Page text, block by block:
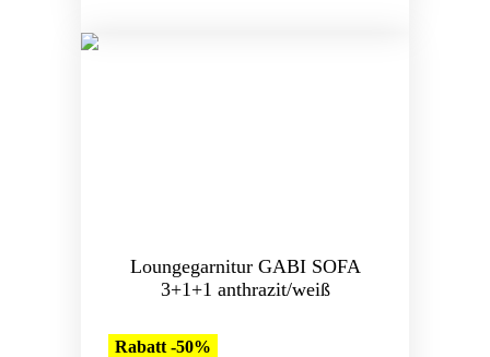
Loungegarnitur GABI SOFA
3+1+1 anthrazit/weiß
Rabatt -50%